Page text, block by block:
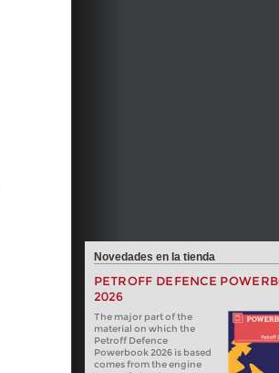
Novedades en la tienda
PETROFF DEFENCE
2026
The major part of the
material on which the
Petroff Defence
Powerbook 2026 is based
comes from the engine